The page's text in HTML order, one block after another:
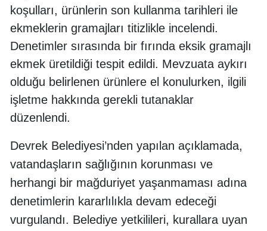
koşulları, ürünlerin son kullanma tarihleri ile
ekmeklerin gramajları titizlikle incelendi.
Denetimler sırasında bir fırında eksik gramajlı
ekmek üretildiği tespit edildi. Mevzuata aykırı
olduğu belirlenen ürünlere el konulurken, ilgili
işletme hakkında gerekli tutanaklar
düzenlendi.
Devrek Belediyesi’nden yapılan açıklamada,
vatandaşların sağlığının korunması ve
herhangi bir mağduriyet yaşanmaması adına
denetimlerin kararlılıkla devam edeceği
vurgulandı. Belediye yetkilileri, kurallara uyan